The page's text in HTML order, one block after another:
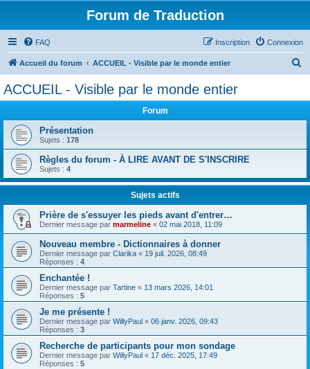
Forum de Traduction
FAQ Connexion
Inscription
Accueil du forum ACCUEIL - Visible par le monde entier
h
ACCUEIL - Visible par le monde entier
Forum
Présentation
Sujets : 178
Règles du forum - À LIRE AVANT DE S'INSCRIRE
Sujets : 4
Sujets actifs
Prière de s'essuyer les pieds avant d'entrer…
Dernier message par marmeline « 02 mai 2018, 11:09
Nouveau membre - Dictionnaires à donner
Dernier message par Clarika « 19 juil. 2026, 08:49
Réponses : 4
Enchantée !
Dernier message par Tartine « 13 mars 2026, 14:01
Réponses : 5
Je me présente !
Dernier message par WillyPaul « 06 janv. 2026, 09:43
Réponses : 3
Recherche de participants pour mon sondage
Dernier message par WillyPaul « 17 déc. 2025, 17:49
Réponses : 5